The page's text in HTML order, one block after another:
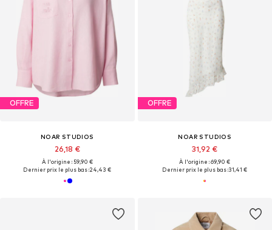
OFFRE
NOAR STUDIOS
26,18 €
À l'origine : 59,90 €
Dernier prix le plus bas :24,43 €
OFFRE
NOAR STUDIOS
31,92 €
À l'origine : 69,90 €
Dernier prix le plus bas :31,41 €